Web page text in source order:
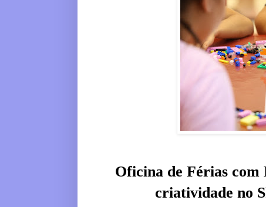
Oficina de Férias
criatividade no